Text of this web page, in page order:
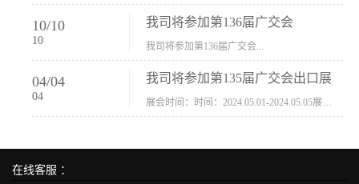
10/10
10
我司将参加第136届广交会
我司将参加第136届广交会...
04/04
04
我司将参加第135届广交会出口展
展会时间：时间：2024.05.01-2024.05.05展会地址：中国进出口商品交易会展馆福建康莱宝公司展位号12.1G37-38、H11-12，浙江康莱宝展位号17.1B23-24、C19-20...
在线客服 ：